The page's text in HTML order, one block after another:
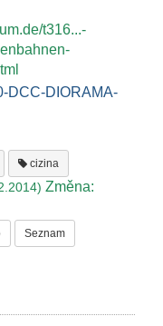
t316...-
DCC-DIORAMA-
cizina
Změna:
Seznam